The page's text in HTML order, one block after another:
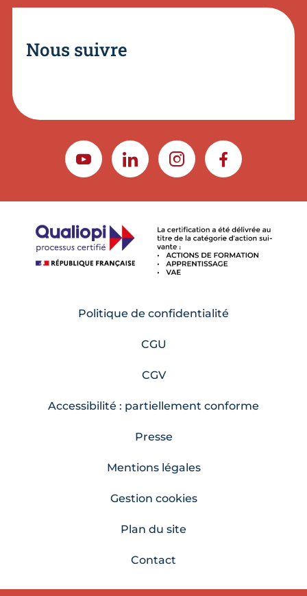
Nous suivre
YOUTUBELINKEDININSTAGRAMFACEBOOK
Politique de confidentialité
CGU
CGV
Accessibilité : partiellement conforme
Presse
Mentions légales
Gestion cookies
Plan du site
Contact